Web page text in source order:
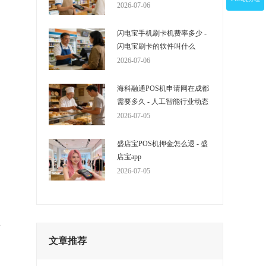
2026-07-06
闪电宝手机刷卡机费率多少 -
闪电宝刷卡的软件叫什么
2026-07-06
海科融通POS机申请网在成都
需要多久 - 人工智能行业动态
2026-07-05
盛店宝POS机押金怎么退 - 盛
店宝app
2026-07-05
文章推荐